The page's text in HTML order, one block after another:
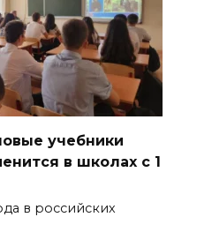
учебники
в школах с 1
в российских